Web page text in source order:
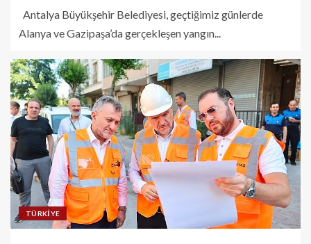
Antalya Büyükşehir Belediyesi, geçtiğimiz günlerde
Alanya ve Gazipaşa’da gerçekleşen yangın...
TÜRKIYE